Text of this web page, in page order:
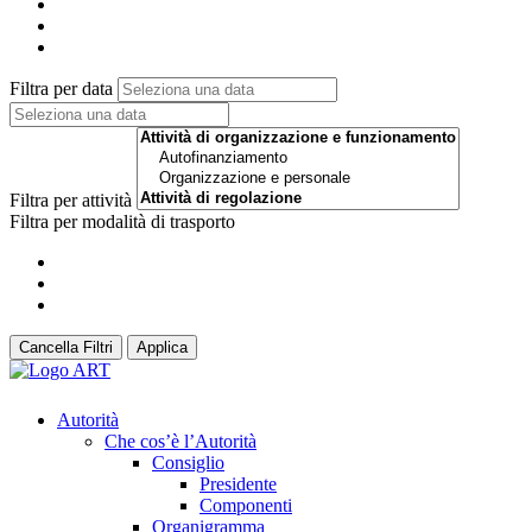
Filtra per data
Filtra per attività
Filtra per modalità di trasporto
Cancella Filtri Applica
Autorità
Che cos’è l’Autorità
Consiglio
Presidente
Componenti
Organigramma